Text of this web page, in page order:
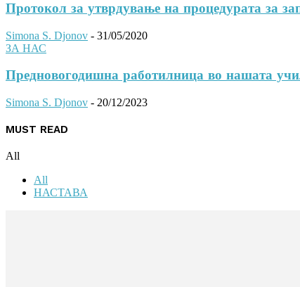
Протокол за утврдување на процедурата за
Simona S. Djonov - 31/05/2020
ЗА НАС
Предновогодишна работилница во нашата
Simona S. Djonov - 20/12/2023
MUST READ
All
All
НАСТАВА